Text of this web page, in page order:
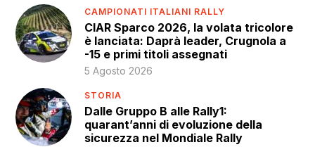
CAMPIONATI ITALIANI RALLY
CIAR Sparco 2026, la volata tricolore
è lanciata: Daprà leader, Crugnola a
-15 e primi titoli assegnati
5 Agosto 2026
STORIA
Dalle Gruppo B alle Rally1:
quarant’anni di evoluzione della
sicurezza nel Mondiale Rally